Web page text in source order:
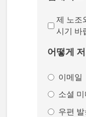
제 노조
시기 바
어떻게
이메일
소셜
우편 발